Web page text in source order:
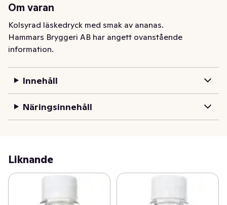
Om varan
Kolsyrad läskedryck med smak av ananas.
Hammars Bryggeri AB har angett ovanstående
information.
Innehåll
Näringsinnehåll
Liknande